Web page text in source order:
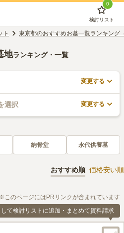
0
検討リスト
ト 東京都のおすすめお墓一覧ランキング
地ランキング・一覧
変更する
選択 変更する
納骨堂 永代供養墓
おすすめ順 価格安い順
このページにはPRリンクが含まれています
て検討リストに追加・まとめて資料請求